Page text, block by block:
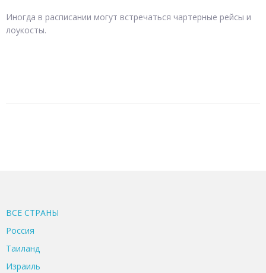
Иногда в расписании могут встречаться чартерные рейсы и
лоукосты.
ВСЕ CТРАНЫ
Россия
Таиланд
Израиль